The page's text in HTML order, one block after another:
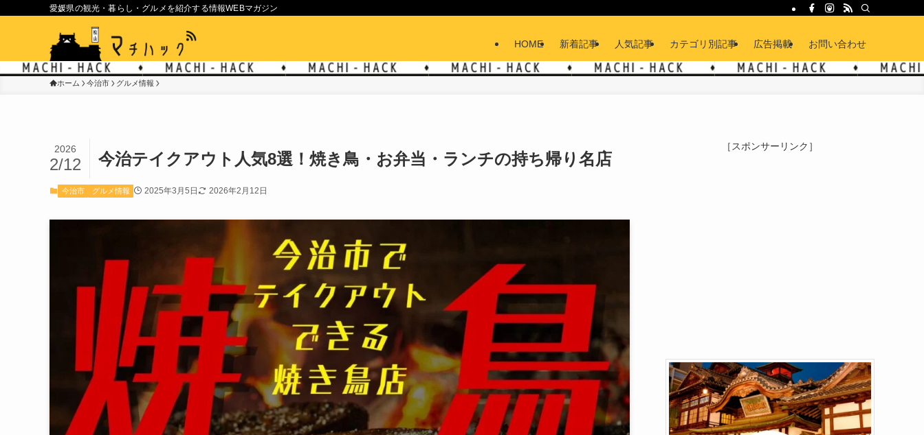
愛媛県の観光・暮らし・グルメを紹介する情報WEBマガジン
HOME 新着記事 人気記事 カテゴリ別記事 広告掲載 お問い合わせ
ホーム 今治市 グルメ情報
今治テイクアウト人気8選！焼き鳥・お弁当・ランチの持ち帰り名店
2026
2/12
今治市 グルメ情報 2025年3月5日 2026年2月12日
［スポンサーリンク］